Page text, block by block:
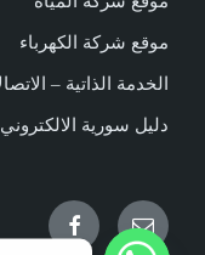
موقع شركة الكهرباء
الخدمة الذاتية –
دليل سورية الالكتروني
Email